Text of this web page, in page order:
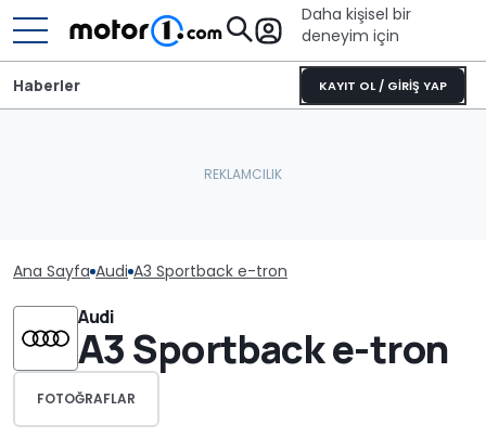
Daha kişisel bir
deneyim için
KAYIT OL / GİRİŞ YAP
Haberler
Ana Sayfa Audi A3 Sportback e-tron
Audi
A3 Sportback e-tron
FOTOĞRAFLAR